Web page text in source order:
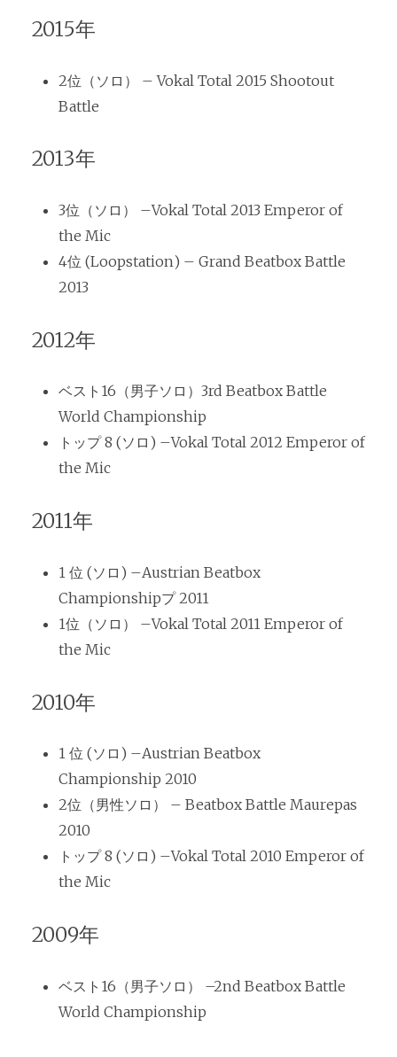
2015年
2位（ソロ） – Vokal Total 2015 Shootout
Battle
2013年
3位（ソロ） –Vokal Total 2013 Emperor of
the Mic
4位 (Loopstation) – Grand Beatbox Battle
2013
2012年
ベスト16（男子ソロ）3rd Beatbox Battle
World Championship
トップ 8 (ソロ) –Vokal Total 2012 Emperor of
the Mic
2011年
1 位 (ソロ) –Austrian Beatbox
Championshipプ 2011
1位（ソロ） –Vokal Total 2011 Emperor of
the Mic
2010年
1 位 (ソロ) –Austrian Beatbox
Championship 2010
2位（男性ソロ） – Beatbox Battle Maurepas
2010
トップ 8 (ソロ) –Vokal Total 2010 Emperor of
the Mic
2009年
ベスト16（男子ソロ） –2nd Beatbox Battle
World Championship